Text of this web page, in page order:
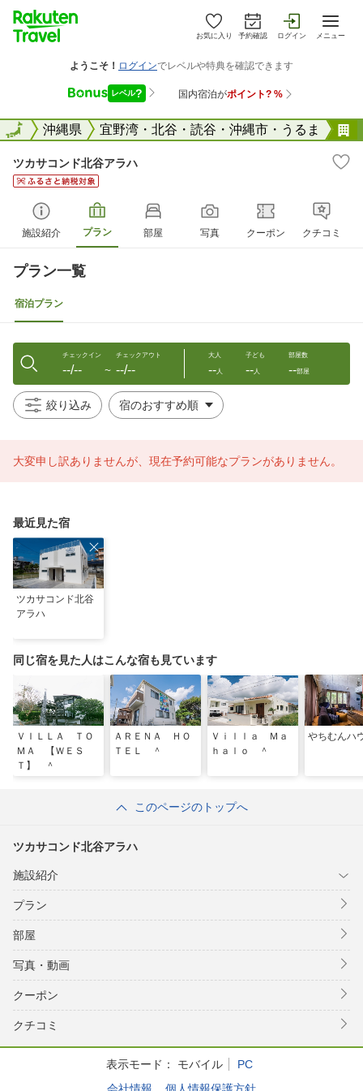
お気に入り 予約確認 ログイン メニュー
全国沖縄県 宜野湾・北谷・読谷・沖縄市・うるま
全国
ツカサコンド北谷アラハ
施設紹介 プラン 部屋 写真 クーポン クチコミ
プラン一覧
宿泊プラン
チェックイン
--/-- 〜
チェックアウト
--/--
大人
--人
子ども
--人
部屋数
--部屋
絞り込み
大変申し訳ありませんが、現在予約可能なプランがありません。
最近見た宿
ツカサコンド北谷
アラハ
同じ宿を見た人はこんな宿も見ています
ＶＩＬＬＡ ＴＯ
ＭＡ 【ＷＥＳ
Ｔ】 ＾
ＡＲＥＮＡ ＨＯ
ＴＥＬ ＾
Ｖｉｌｌａ Ｍａ
ｈａｌｏ ＾
やちむんハ
このページのトップへ
ツカサコンド北谷アラハ
施設紹介
プラン
部屋
写真・動画
クーポン
クチコミ
表示モード： モバイル
PC